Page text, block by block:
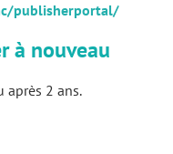
publisherportal/
à nouveau
après 2 ans.